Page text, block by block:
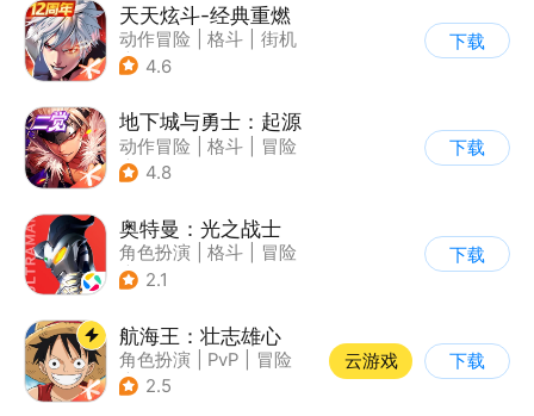
天天炫斗-经典重燃
动作冒险 格斗
街机
| 动漫
4.6
下载
地下城与勇士：起源
动作冒险 格斗
冒险
| 地下城与勇士
4.8
下载
奥特曼：光之战士
角色扮演 格斗
冒险
| 童年
2.1
下载
航海王：壮志雄心
角色扮演 PvP
冒险
| 航海
2.5
云游戏 下载